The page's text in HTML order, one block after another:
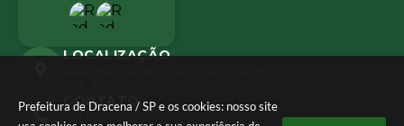
Prefeitura de Dracena / SP e os cookies: nosso site
LOCALIZAÇÃO
CONTATO